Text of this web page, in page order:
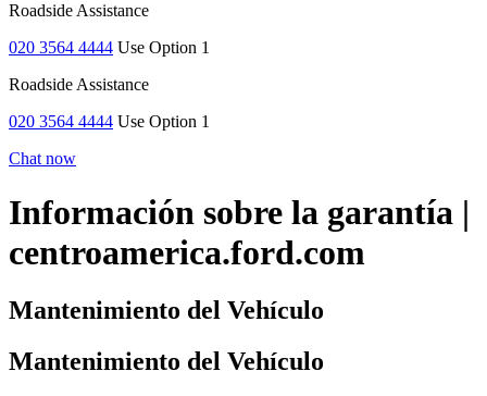
Roadside Assistance
020 3564 4444 Use Option 1
Roadside Assistance
020 3564 4444 Use Option 1
Chat now
Información sobre la garantía |
centroamerica.ford.com
Mantenimiento del Vehículo
Mantenimiento del Vehículo